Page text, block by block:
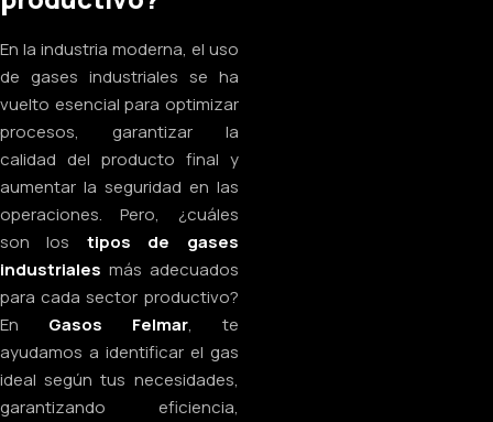
En la industria moderna, el uso
de gases industriales se ha
vuelto esencial para optimizar
procesos, garantizar la
calidad del producto final y
aumentar la seguridad en las
operaciones. Pero, ¿cuáles
son los tipos de gases
industriales más adecuados
para cada sector productivo?
En Gasos Felmar, te
ayudamos a identificar el gas
ideal según tus necesidades,
garantizando eficiencia,